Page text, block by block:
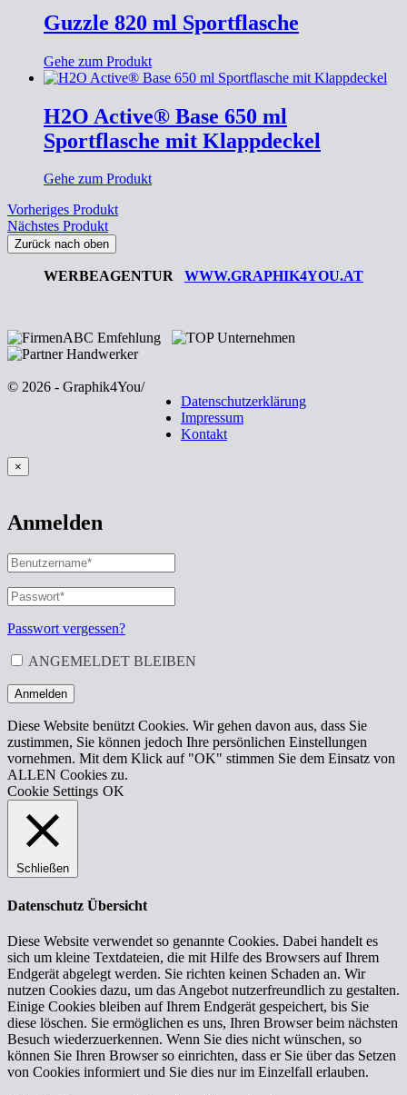
Guzzle 820 ml Sportflasche
Gehe zum Produkt
H2O Active® Base 650 ml
Sportflasche mit Klappdeckel
Gehe zum Produkt
Vorheriges Produkt
Nächstes Produkt
Zurück nach oben
WERBEAGENTUR WWW.GRAPHIK4YOU.AT
© 2026 - Graphik4You/
Datenschutzerklärung
Impressum
Kontakt
×
Anmelden
BENUTZERNAME
ODER
E-
MAIL-
ADRESSE*
ERFORDERLICH
PASSWORT
ERFORDERLICH
Passwort vergessen?
ANGEMELDET BLEIBEN
Anmelden
Diese Website benützt Cookies. Wir gehen davon aus, dass Sie
zustimmen, Sie können jedoch Ihre persönlichen Einstellungen
vornehmen. Mit dem Klick auf "OK" stimmen Sie dem Einsatz von
ALLEN Cookies zu.
Cookie Settings OK
Schließen
Datenschutz Übersicht
Diese Website verwendet so genannte Cookies. Dabei handelt es
sich um kleine Textdateien, die mit Hilfe des Browsers auf Ihrem
Endgerät abgelegt werden. Sie richten keinen Schaden an. Wir
nutzen Cookies dazu, um das Angebot nutzerfreundlich zu gestalten.
Einige Cookies bleiben auf Ihrem Endgerät gespeichert, bis Sie
diese löschen. Sie ermöglichen es uns, Ihren Browser beim nächsten
Besuch wiederzuerkennen. Wenn Sie dies nicht wünschen, so
können Sie Ihren Browser so einrichten, dass er Sie über das Setzen
von Cookies informiert und Sie dies nur im Einzelfall erlauben.